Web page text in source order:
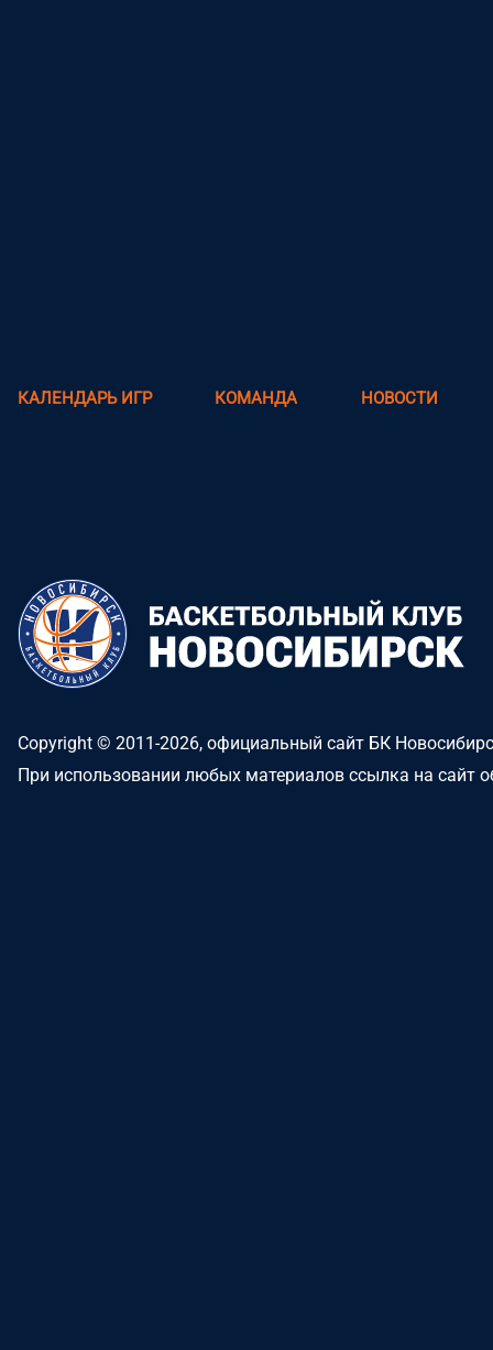
КАЛЕНДАРЬ ИГР КОМАНДА НОВОСТИ
Copyright © 2011-2026, официальный сайт БК
При использовании любых материалов ссылка на сайт